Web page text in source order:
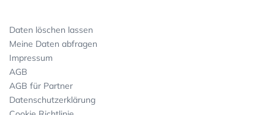
Daten löschen lassen
Meine Daten abfragen
Impressum
AGB
AGB für Partner
Datenschutzerklärung